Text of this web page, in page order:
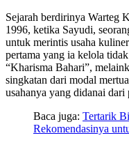
Sejarah berdirinya Warteg
1996, ketika Sayudi,
untuk merintis usaha
pertama yang ia kelola
“Kharisma Bahari”,
singkatan dari modal
usahanya yang didanai
Baca juga: Tertarik
Rekomendasinya